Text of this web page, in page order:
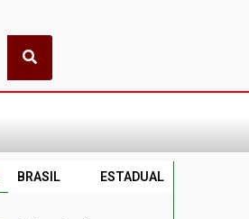
BRASIL ESTADUAL